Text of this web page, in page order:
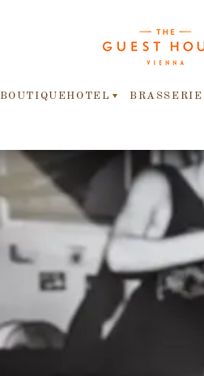
BOUTIQUEHOTEL BRASSERIE